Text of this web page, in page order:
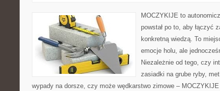
MOCZYKIJE to
powstał po to, aby łączyć
konkretną wiedzą. To
emocje holu, ale
Niezależnie od tego, czy
zasiadki na grube ryby,
wypady na dorsze, czy może wędkarstwo zimowe – MOCZYKIJE